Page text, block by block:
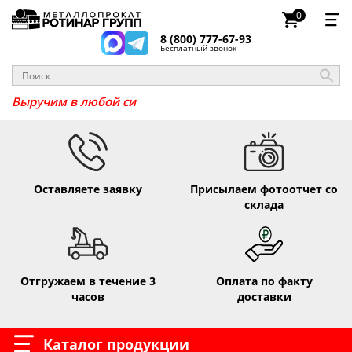
8 (800) 777-67-93
Бесплатный звонок
0
Выручим в любо _
Оставляете заявку
Присылаем фотоотчет со
склада
Отгружаем в течение 3
часов
Оплата по факту
доставки
Каталог продукции